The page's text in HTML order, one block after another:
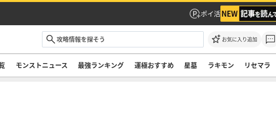
ポイ活
お気に入り追加
モンストニュース 最強ランキング 運極おすすめ 星墓 ラキモン リセマラ